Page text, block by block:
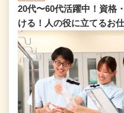
20代〜60代活躍中！資格
ける！人の役に立てるお